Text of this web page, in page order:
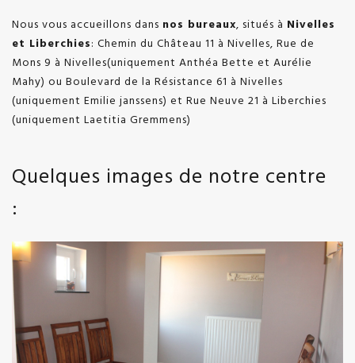
Nous vous accueillons dans nos bureaux, situés à Nivelles
et Liberchies: Chemin du Château 11 à Nivelles, Rue de
Mons 9 à Nivelles(uniquement Anthéa Bette et Aurélie
Mahy) ou Boulevard de la Résistance 61 à Nivelles
(uniquement Emilie janssens) et Rue Neuve 21 à Liberchies
(uniquement Laetitia Gremmens)
Quelques images de notre centre
: